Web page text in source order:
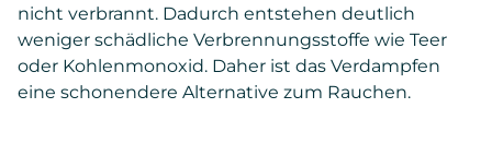
nicht verbrannt. Dadurch entstehen deutlich
weniger schädliche Verbrennungsstoffe wie Teer
oder Kohlenmonoxid. Daher ist das Verdampfen
eine schonendere Alternative zum Rauchen.